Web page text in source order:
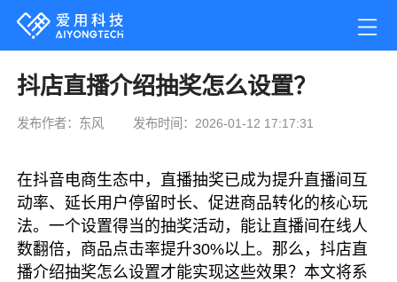
抖店直播介绍抽奖怎么设置？
发布作者：东风 发布时间：2026-01-12 17:17:31
在抖音电商生态中，直播抽奖已成为提升直播间互
动率、延长用户停留时长、促进商品转化的核心玩
法。一个设置得当的抽奖活动，能让直播间在线人
数翻倍，商品点击率提升30%以上。那么，抖店直
播介绍抽奖怎么设置才能实现这些效果？本文将系